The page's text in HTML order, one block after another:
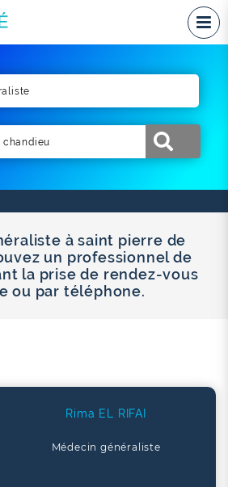
à saint pierre de
un professionnel de
la prise de rendez-vous
ou par téléphone.
Rima EL RIFAI
Médecin généraliste